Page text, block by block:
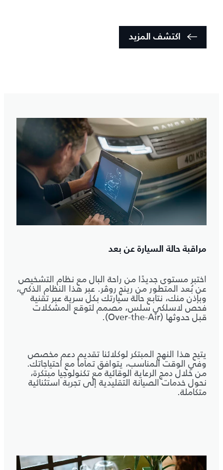
اكتشف المزيد
مراقبة حالة السيارة عن بعد
اختبر مستوى جديدًا من راحة البال مع نظام التشخيص
عن بُعد المتطور من رينج روڤر. عبر هذا النظام الذكي،
وبإذن منك، نتابع حالة سيارتك بكل سرية عبر تقنية
فحص لاسلكي سلس، مصمم لتوقع المشكلات
قبل حدوثها (Over-the-Air).
يتيح هذا النهج المبتكر لوكلائنا تقديم دعم مخصص
وفي الوقت المناسب، يتوافق تماماً مع احتياجاتك.
من خلال دمج الرعاية الوقائية مع تكنولوجيا مبتكرة،
نحول خدمات الصيانة التقليدية إلى تجربة استثنائية
متكاملة.